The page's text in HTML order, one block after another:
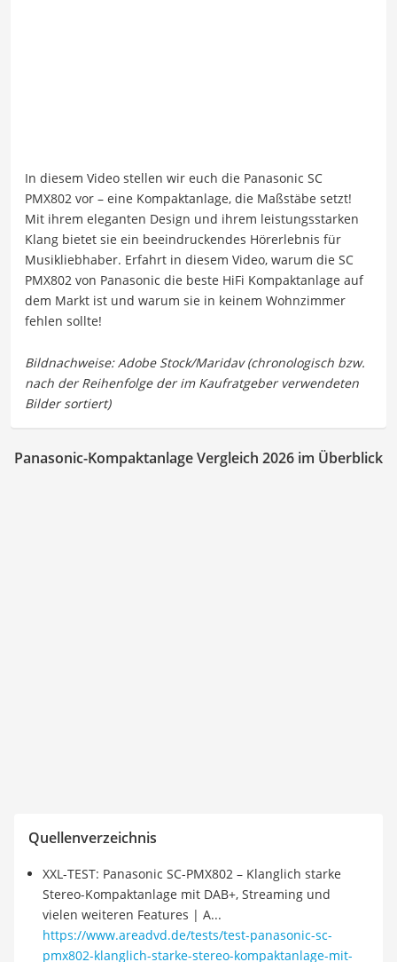
In diesem Video stellen wir euch die Panasonic SC
PMX802 vor – eine Kompaktanlage, die Maßstäbe setzt!
Mit ihrem eleganten Design und ihrem leistungsstarken
Klang bietet sie ein beeindruckendes Hörerlebnis für
Musikliebhaber. Erfahrt in diesem Video, warum die SC
PMX802 von Panasonic die beste HiFi Kompaktanlage auf
dem Markt ist und warum sie in keinem Wohnzimmer
fehlen sollte!
Panasonic-Kompaktanlage Vergleich 2026 im Überblick
Quellenverzeichnis
XXL-TEST: Panasonic SC-PMX802 – Klanglich starke
Stereo-Kompaktanlage mit DAB+, Streaming und
vielen weiteren Features | A...
https://www.areadvd.de/tests/test-panasonic-sc-
pmx802-klanglich-starke-stereo-kompaktanlage-mit-